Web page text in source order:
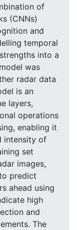
of
(CNNs)
and
temporal
into a
was
radar data
is an
layers,
operations
enabling it
intensity of
set
images,
predict
ahead using
high
and
The